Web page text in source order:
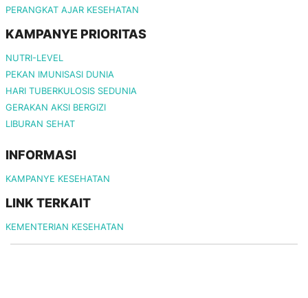
PERANGKAT AJAR KESEHATAN
KAMPANYE PRIORITAS
NUTRI-LEVEL
PEKAN IMUNISASI DUNIA
HARI TUBERKULOSIS SEDUNIA
GERAKAN AKSI BERGIZI
LIBURAN SEHAT
INFORMASI
KAMPANYE KESEHATAN
LINK TERKAIT
KEMENTERIAN KESEHATAN